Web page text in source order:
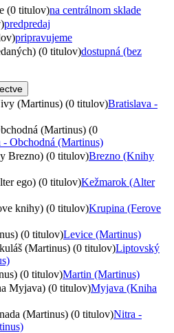
(0 titulov)na centrálnom sklade
predpredaj
pripravujeme
(0 titulov)dostupná (bez
(Martinus) (0 titulov)Bratislava -
(Martinus) (0
- Obchodná (Martinus)
Brezno) (0 titulov)Brezno (Knihy
ego) (0 titulov)Kežmarok (Alter
knihy) (0 titulov)Krupina (Ferove
(0 titulov)Levice (Martinus)
(Martinus) (0 titulov)Liptovský
(0 titulov)Martin (Martinus)
Myjava) (0 titulov)Myjava (Kniha
(Martinus) (0 titulov)Nitra -